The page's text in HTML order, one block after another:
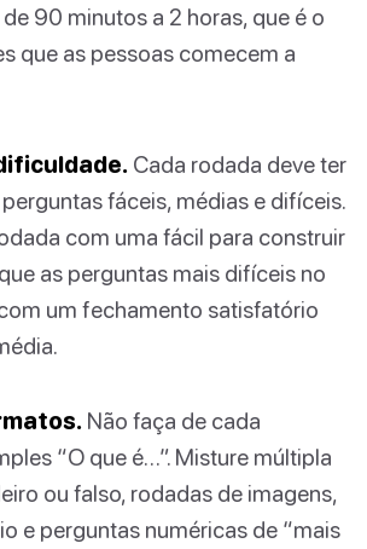
90 minutos a 2 horas, que é o
que as pessoas comecem a
Cada rodada deve ter
fáceis, médias e difíceis.
com uma fácil para construir
as perguntas mais difíceis no
um fechamento satisfatório
Não faça de cada
“O que é…”. Misture múltipla
ou falso, rodadas de imagens,
e perguntas numéricas de “mais